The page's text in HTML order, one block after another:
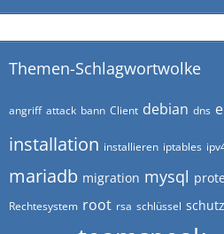
Themen-Schlagwortwolke
angriff attack bann Client debian dns
installation installieren iptables
mariadb migration mysql
Rechtesystem root rsa schlüssel schutz